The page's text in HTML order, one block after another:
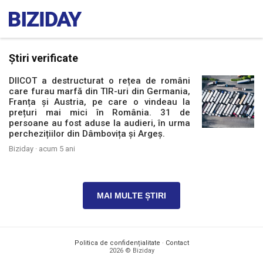
Știri verificate
DIICOT a destructurat o rețea de români
care furau marfă din TIR-uri din Germania,
Franța și Austria, pe care o vindeau la
prețuri mai mici în România. 31 de
persoane au fost aduse la audieri, în urma
perchezițiilor din Dâmbovița și Argeș.
Biziday · acum 5 ani
MAI MULTE ȘTIRI
Politica de confidențialitate · Contact
2026 © Biziday